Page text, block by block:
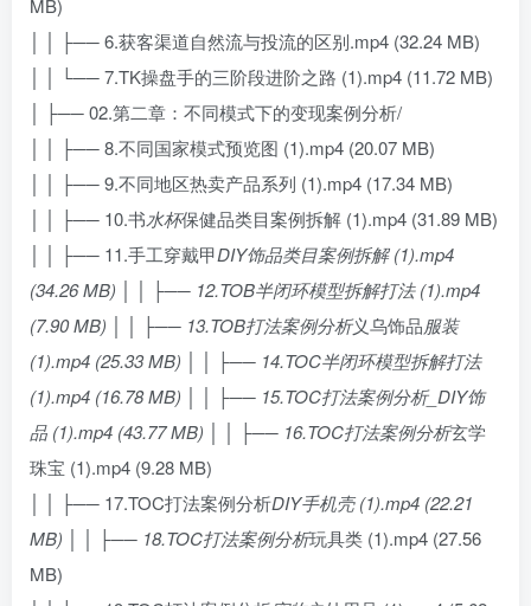
MB)
│ │ ├── 6.获客渠道自然流与投流的区别.mp4 (32.24 MB)
│ │ └── 7.TK操盘手的三阶段进阶之路 (1).mp4 (11.72 MB)
│ ├── 02.第二章：不同模式下的变现案例分析/
│ │ ├── 8.不同国家模式预览图 (1).mp4 (20.07 MB)
│ │ ├── 9.不同地区热卖产品系列 (1).mp4 (17.34 MB)
│ │ ├── 10.书水杯保健品类目案例拆解 (1).mp4 (31.89 MB)
│ │ ├── 11.手工穿戴甲DIY饰品类目案例拆解 (1).mp4
(34.26 MB) │ │ ├── 12.TOB半闭环模型拆解打法 (1).mp4
(7.90 MB) │ │ ├── 13.TOB打法案例分析义乌饰品服装
(1).mp4 (25.33 MB) │ │ ├── 14.TOC半闭环模型拆解打法
(1).mp4 (16.78 MB) │ │ ├── 15.TOC打法案例分析_DIY饰
品 (1).mp4 (43.77 MB) │ │ ├── 16.TOC打法案例分析玄学
珠宝 (1).mp4 (9.28 MB)
│ │ ├── 17.TOC打法案例分析DIY手机壳 (1).mp4 (22.21
MB) │ │ ├── 18.TOC打法案例分析玩具类 (1).mp4 (27.56
MB)